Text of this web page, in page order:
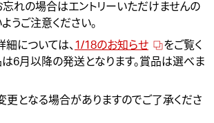
れの場合はエントリーいただけませんの
うご注意ください。
については、 1/18のお知らせ
をご覧く
は6月以降の発送となります。賞品は選べま
となる場合がありますのでご了承くださ